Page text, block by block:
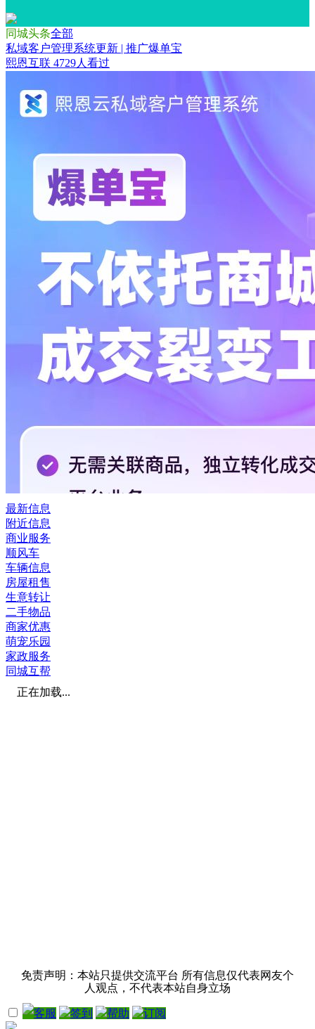
同城头条全部
私域客户管理系统更新 | 推广爆单宝
熙恩互联 4729人看过
最新信息
附近信息
商业服务
顺风车
车辆信息
房屋租售
生意转让
二手物品
商家优惠
萌宠乐园
家政服务
同城互帮
正在加载...
免责声明：本站只提供交流平台 所有信息仅代表网友个
人观点，不代表本站自身立场
客服 签到 帮助 订阅